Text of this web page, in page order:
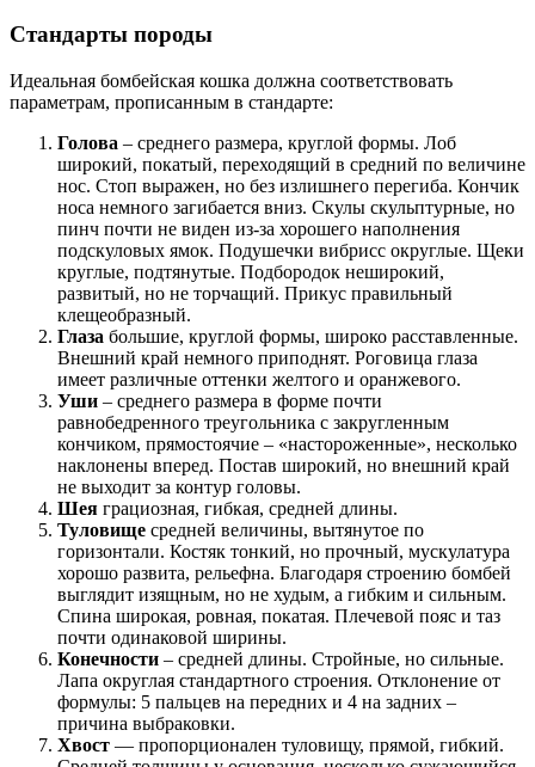
Стандарты породы
Идеальная бомбейская кошка должна соответствовать
параметрам, прописанным в стандарте:
Голова – среднего размера, круглой формы. Лоб
широкий, покатый, переходящий в средний по величине
нос. Стоп выражен, но без излишнего перегиба. Кончик
носа немного загибается вниз. Скулы скульптурные, но
пинч почти не виден из-за хорошего наполнения
подскуловых ямок. Подушечки вибрисс округлые. Щеки
круглые, подтянутые. Подбородок неширокий,
развитый, но не торчащий. Прикус правильный
клещеобразный.
Глаза большие, круглой формы, широко расставленные.
Внешний край немного приподнят. Роговица глаза
имеет различные оттенки желтого и оранжевого.
Уши – среднего размера в форме почти
равнобедренного треугольника с закругленным
кончиком, прямостоячие – «настороженные», несколько
наклонены вперед. Постав широкий, но внешний край
не выходит за контур головы.
Шея грациозная, гибкая, средней длины.
Туловище средней величины, вытянутое по
горизонтали. Костяк тонкий, но прочный, мускулатура
хорошо развита, рельефна. Благодаря строению бомбей
выглядит изящным, но не худым, а гибким и сильным.
Спина широкая, ровная, покатая. Плечевой пояс и таз
почти одинаковой ширины.
Конечности – средней длины. Стройные, но сильные.
Лапа округлая стандартного строения. Отклонение от
формулы: 5 пальцев на передних и 4 на задних –
причина выбраковки.
Хвост — пропорционален туловищу, прямой, гибкий.